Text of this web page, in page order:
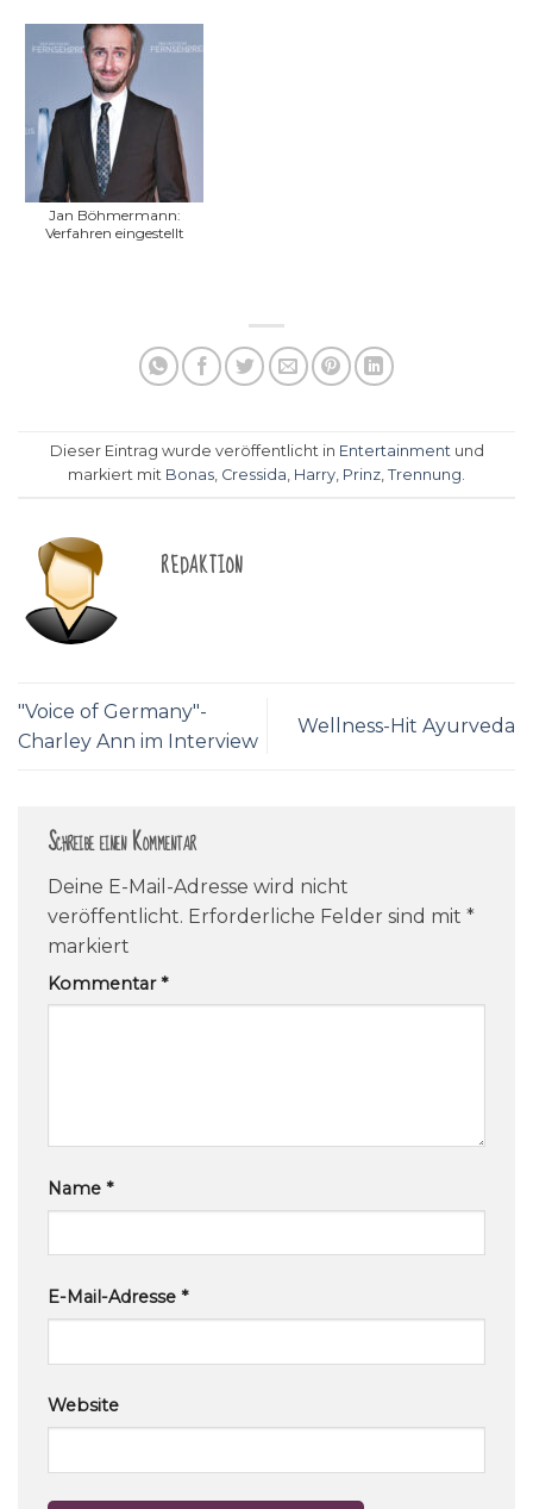
Jan Böhmermann:
Verfahren eingestellt
Dieser Eintrag wurde veröffentlicht in Entertainment und
markiert mit Bonas Cressida Harry Prinz Trennung
REDAKTION
"Voice of Germany"-
Charley Ann im Interview
Wellness-Hit Ayurveda
Schreibe einen Kommentar
Deine E-Mail-Adresse wird nicht
veröffentlicht. Erforderliche Felder sind mit *
markiert
Kommentar*
Name *
E-Mail-Adresse *
Website